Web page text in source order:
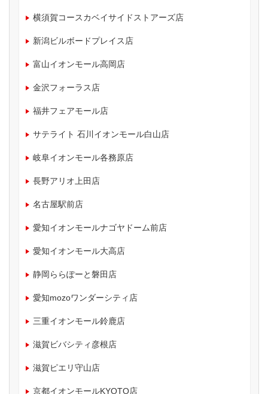
横須賀コースカベイサイドストアーズ店
新潟ビルボードプレイス店
富山イオンモール高岡店
金沢フォーラス店
福井フェアモール店
サテライト 石川イオンモール白山店
岐阜イオンモール各務原店
長野アリオ上田店
名古屋駅前店
愛知イオンモールナゴヤドーム前店
愛知イオンモール大高店
静岡ららぽーと磐田店
愛知mozoワンダーシティ店
三重イオンモール鈴鹿店
滋賀ビバシティ彦根店
滋賀ピエリ守山店
京都イオンモールKYOTO店